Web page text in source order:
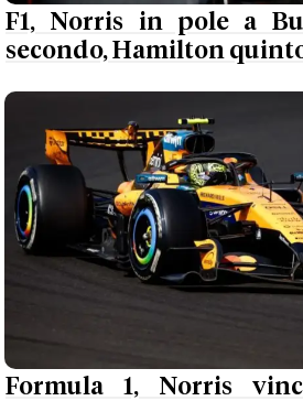
F1, Norris in pole a
secondo, Hamilton
Formula 1, Norris